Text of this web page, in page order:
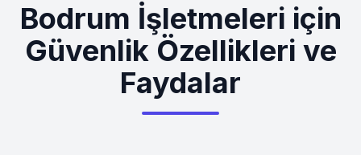
Bodrum İşletmeleri için
Güvenlik Özellikleri ve
Faydalar